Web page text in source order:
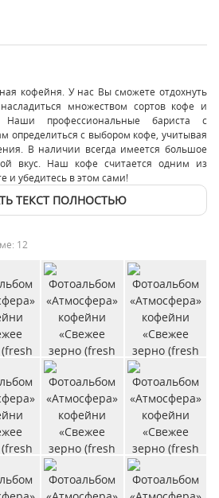
кофейня. У нас Вы сможете отдохнуть
множеством сортов кофе и
Наши профессиональные бариста с
определиться с выбором кофе, учитывая
В наличии всегда имеется большое
вкус. Наш кофе считается одним из
и убедитесь в этом сами!
ТЕКСТ ПОЛНОСТЬЮ
12